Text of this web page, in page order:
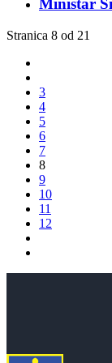
Ministar
Stranica 8 od 21
3
4
5
6
7
8
9
10
11
12